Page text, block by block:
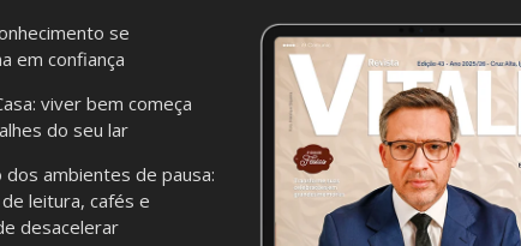
se
em confiança
viver bem começa
do seu lar
ambientes de pausa:
leitura, cafés e
desacelerar